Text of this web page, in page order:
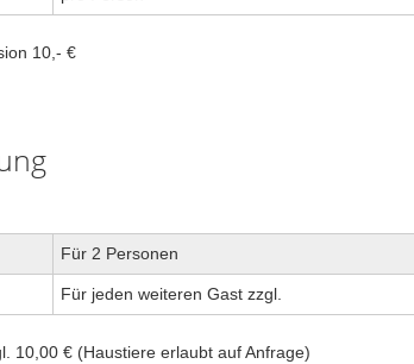
10,- €
Für 2 Personen
Für jeden weiteren Gast zzgl.
10,00 € (Haustiere erlaubt auf Anfrage)